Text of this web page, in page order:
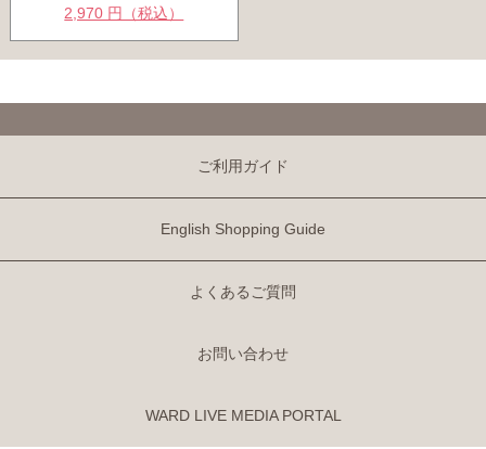
2,970 円（税込）
ご利用ガイド
English Shopping Guide
よくあるご質問
お問い合わせ
WARD LIVE MEDIA PORTAL